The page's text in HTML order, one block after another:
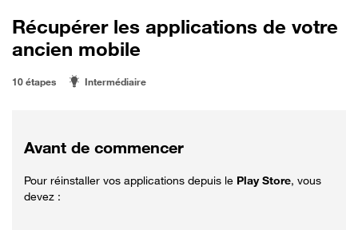
Récupérer les applications de votre
ancien mobile
10 étapes Intermédiaire
Avant de commencer
Pour réinstaller vos applications depuis le Play Store, vous
devez :